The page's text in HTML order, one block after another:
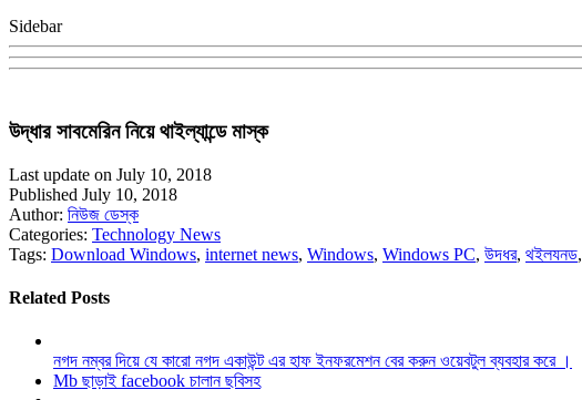
Sidebar
উদ্ধার সাবমেরিন নিয়ে থাইল্যান্ডে মাস্ক
Last update on July 10, 2018
Published July 10, 2018
Author: নিউজ ডেস্ক
Categories: Technology News
Tags: Download Windows, internet news, Windows, Windows PC, উদধর, থইলযনড,
Related Posts
নগদ নম্বর দিয়ে যে কারো নগদ একাউন্ট এর হাফ ইনফরমেশন বের করুন ওয়েবটুল ব্যবহার করে ।
Mb ছাড়াই facebook চালান ছবিসহ